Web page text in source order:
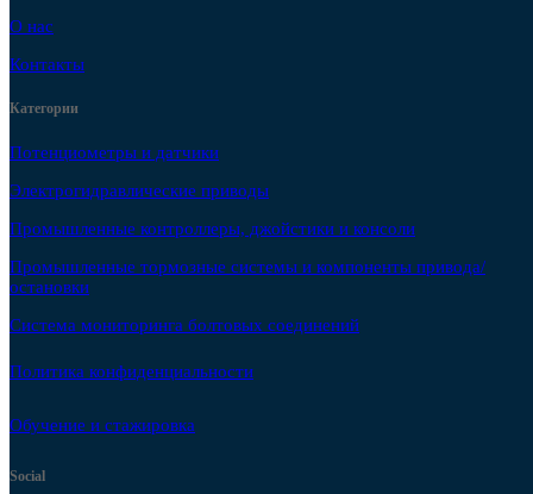
О нас
Контакты
Категории
Потенциометры и датчики
Электрогидравлические приводы
Промышленные контроллеры, джойстики и консоли
Промышленные тормозные системы и компоненты привода/
остановки
Система мониторинга болтовых соединений
Политика конфиденциальности
Обучение и стажировка
Social